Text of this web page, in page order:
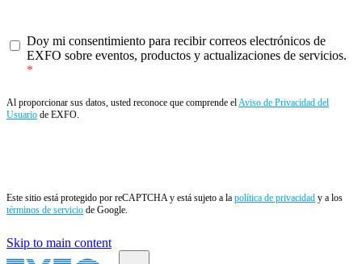
Doy mi consentimiento para recibir correos electrónicos de
EXFO sobre eventos, productos y actualizaciones de servicios.
Al proporcionar sus datos, usted reconoce que comprende elAviso de Privacidad del
Usuario de EXFO.
Este sitio está protegido por reCAPTCHA y está sujeto a la política de privacidad y a los
términos de servicio de Google.
Skip to main content